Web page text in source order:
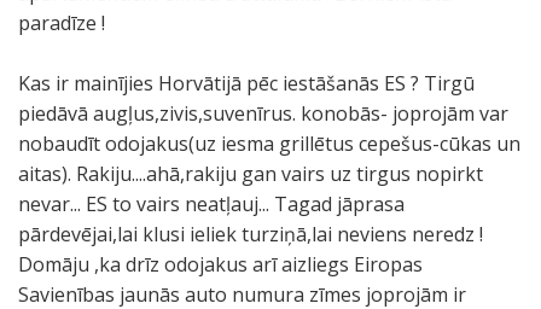
paradīze !
Kas ir mainījies Horvātijā pēc iestāšanās ES ? Tirgū
piedāvā augļus,zivis,suvenīrus. konobās- joprojām var
nobaudīt odojakus(uz iesma grillētus cepešus-cūkas un
aitas). Rakiju....ahā,rakiju gan vairs uz tirgus nopirkt
nevar... ES to vairs neatļauj... Tagad jāprasa
pārdevējai,lai klusi ieliek turziņā,lai neviens neredz !
Domāju ,ka drīz odojakus arī aizliegs Eiropas
Savienības jaunās auto numura zīmes joprojām ir